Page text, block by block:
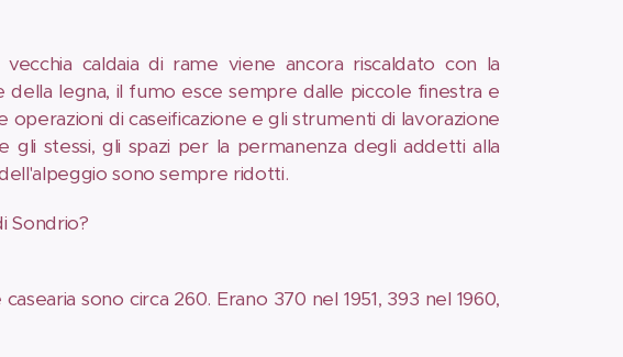
caldaia di rame viene ancora riscaldato con la
della legna, il fumo esce sempre dalle piccole finestra e
operazioni di caseificazione e gli strumenti di lavorazione
gli stessi, gli spazi per la permanenza degli addetti alla
sono sempre ridotti.
Sondrio?
sono circa 260. Erano 370 nel 1951, 393 nel 1960,